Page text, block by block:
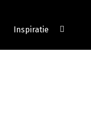
Inspiratie